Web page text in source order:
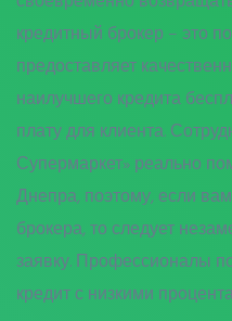
кредитный брокер – это
предоставляет
наилучшего кредита
плату для клиента.
Супермаркет» реально
Днепра, поэтому, если
брокера, то следует
заявку. Профессионалы
кредит с низкими